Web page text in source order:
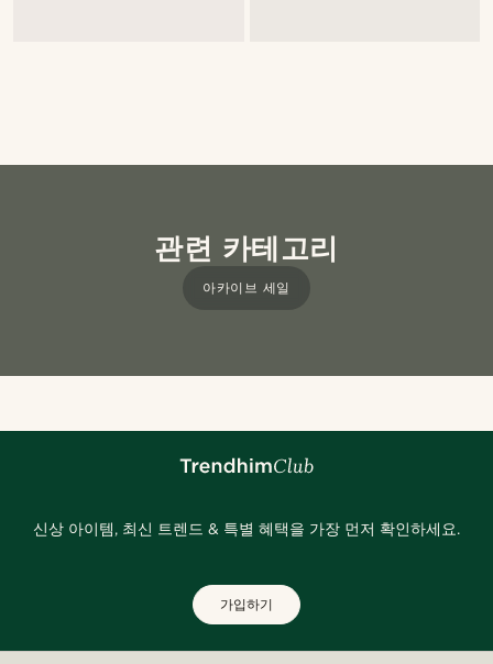
관련 카테고리
아카이브 세일
신상 아이템, 최신 트렌드 & 특별 혜택을 가장 먼저 확인하세요.
가입하기